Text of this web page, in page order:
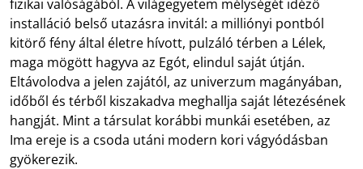
fizikai valóságából. A világegyetem mélységét idéző
installáció belső utazásra invitál: a milliónyi pontból
kitörő fény által életre hívott, pulzáló térben a Lélek,
maga mögött hagyva az Egót, elindul saját útján.
Eltávolodva a jelen zajától, az univerzum magányában,
időből és térből kiszakadva meghallja saját létezésének
hangját. Mint a társulat korábbi munkái esetében, az
Ima ereje is a csoda utáni modern kori vágyódásban
gyökerezik.